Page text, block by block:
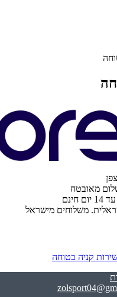
מאובטח
חינם
משלוחים מישראל
קניה בטוחה